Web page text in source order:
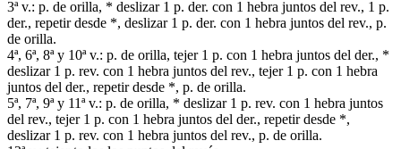
3ª v.: p. de orilla, * deslizar 1 p. der. con 1 hebra juntos del rev., 1 p.
der., repetir desde *, deslizar 1 p. der. con 1 hebra juntos del rev., p.
de orilla.
4ª, 6ª, 8ª y 10ª v.: p. de orilla, tejer 1 p. con 1 hebra juntos del der., *
deslizar 1 p. rev. con 1 hebra juntos del rev., tejer 1 p. con 1 hebra
juntos del der., repetir desde *, p. de orilla.
5ª, 7ª, 9ª y 11ª v.: p. de orilla, * deslizar 1 p. rev. con 1 hebra juntos
del rev., tejer 1 p. con 1 hebra juntos del der., repetir desde *,
deslizar 1 p. rev. con 1 hebra juntos del rev., p. de orilla.